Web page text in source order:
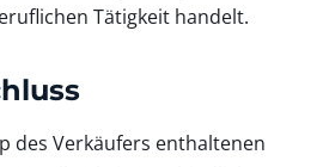
Tätigkeit handelt.
des Verkäufers enthaltenen